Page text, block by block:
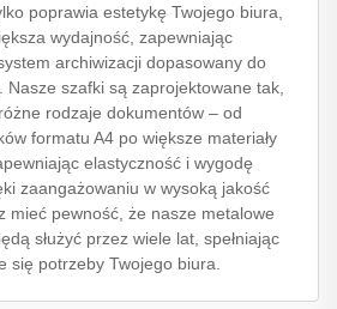
poprawia estetykę Twojego biura,
wydajność, zapewniając
archiwizacji dopasowany do
Nasze szafki są zaprojektowane tak,
rodzaje dokumentów – od
formatu A4 po większe materiały
elastyczność i wygodę
zaangażowaniu w wysoką jakość
mieć pewność, że nasze metalowe
służyć przez wiele lat, spełniając
się potrzeby Twojego biura.